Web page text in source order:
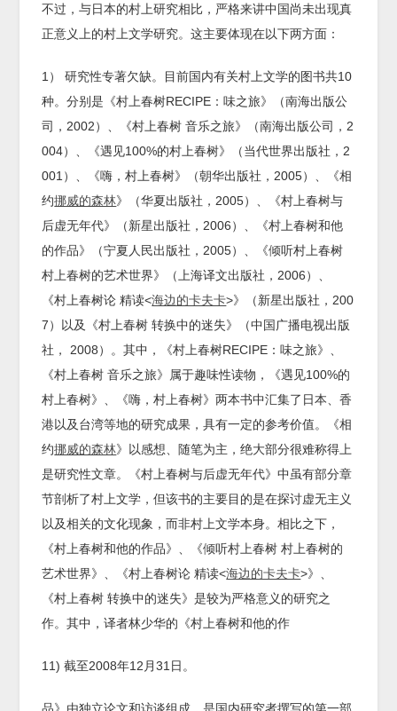
不过，与日本的村上研究相比，严格来讲中国尚未出现真
正意义上的村上文学研究。这主要体现在以下两方面：
1） 研究性专著欠缺。目前国内有关村上文学的图书共10
种。分别是《村上春树RECIPE：味之旅》（南海出版公
司，2002）、《村上春树 音乐之旅》（南海出版公司，2
004）、《遇见100%的村上春树》（当代世界出版社，2
001）、《嗨，村上春树》（朝华出版社，2005）、《相
约挪威的森林》（华夏出版社，2005）、《村上春树与
后虚无年代》（新星出版社，2006）、《村上春树和他
的作品》（宁夏人民出版社，2005）、《倾听村上春树
村上春树的艺术世界》（上海译文出版社，2006）、
《村上春树论 精读<海边的卡夫卡>》（新星出版社，200
7）以及《村上春树 转换中的迷失》（中国广播电视出版
社， 2008）。其中，《村上春树RECIPE：味之旅》、
《村上春树 音乐之旅》属于趣味性读物，《遇见100%的
村上春树》、《嗨，村上春树》两本书中汇集了日本、香
港以及台湾等地的研究成果，具有一定的参考价值。《相
约挪威的森林》以感想、随笔为主，绝大部分很难称得上
是研究性文章。《村上春树与后虚无年代》中虽有部分章
节剖析了村上文学，但该书的主要目的是在探讨虚无主义
以及相关的文化现象，而非村上文学本身。相比之下，
《村上春树和他的作品》、《倾听村上春树 村上春树的
艺术世界》、《村上春树论 精读<海边的卡夫卡>》、
《村上春树 转换中的迷失》是较为严格意义的研究之
作。其中，译者林少华的《村上春树和他的作
11) 截至2008年12月31日。
品》由独立论文和访谈组成，是国内研究者撰写的第一部